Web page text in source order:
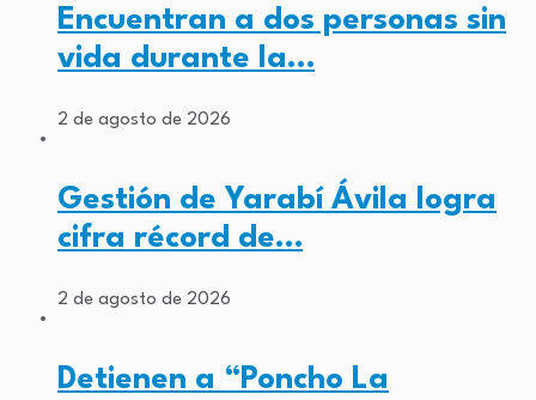
Encuentran a dos personas sin
vida durante la…
2 de agosto de 2026
Gestión de Yarabí Ávila logra
cifra récord de…
2 de agosto de 2026
Detienen a “Poncho La